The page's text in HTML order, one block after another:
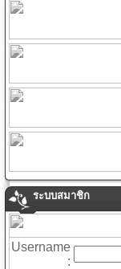
ระบบสมาชิก
Username
: